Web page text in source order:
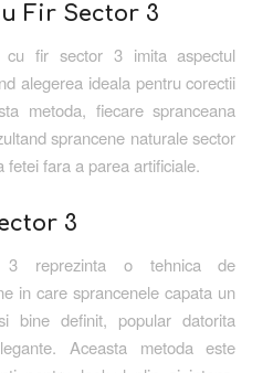
Fir Sector 3
cu fir sector 3 imita aspectul
alegerea ideala pentru corectii
metoda, fiecare spranceana
sprancene naturale sector
fara a parea artificiale.
3
3 reprezinta o tehnica de
in care sprancenele capata un
bine definit, popular datorita
Aceasta metoda este